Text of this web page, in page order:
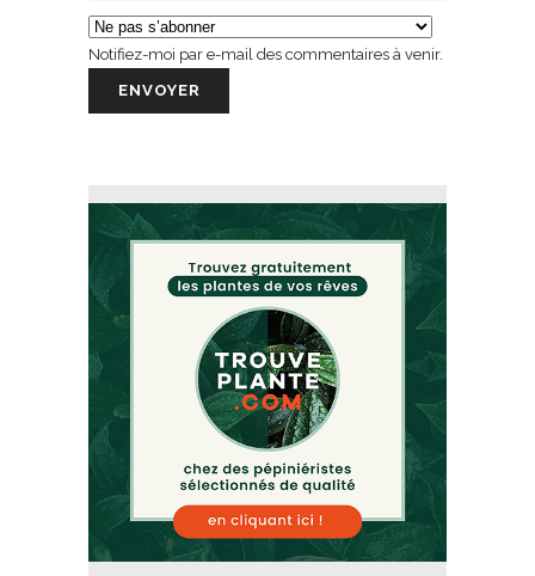
Notifiez-moi par e-mail des commentaires à venir.